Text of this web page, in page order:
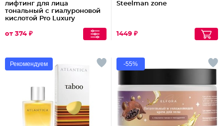
лифтинг для лица
тональный с гиалуроновой
кислотой Pro Luxury
от 374 ₽
Steelman zone
1449 ₽
Рекомендуем -55%